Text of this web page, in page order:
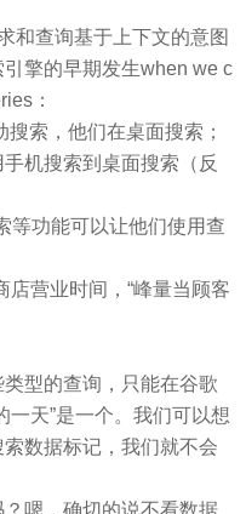
和查询基于上下文的意图
擎的早期发生when we c
：
索，他们在桌面搜索；
机搜索到桌面搜索（反
等功能可以让他们使用查
店营业时间，“峰量当顾客
型的查询，只能在谷歌
一天”是一个。我们可以想
数据标记，我们就不会
嗯，确切的说不看数据